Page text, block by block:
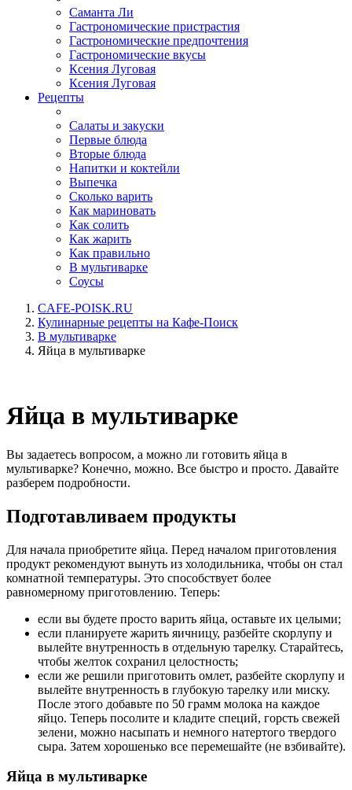
Саманта Ли
Гастрономические пристрастия
Гастрономические предпочтения
Гастрономические вкусы
Ксения Луговая
Ксения Луговая
Рецепты
Салаты и закуски
Первые блюда
Вторые блюда
Напитки и коктейли
Выпечка
Сколько варить
Как мариновать
Как солить
Как жарить
Как правильно
В мультиварке
Соусы
CAFE-POISK.RU
Кулинарные рецепты на Кафе-Поиск
В мультиварке
Яйца в мультиварке
Яйца в мультиварке
Вы задаетесь вопросом, а можно ли готовить яйца в
мультиварке? Конечно, можно. Все быстро и просто. Давайте
разберем подробности.
Подготавливаем продукты
Для начала приобретите яйца. Перед началом приготовления
продукт рекомендуют вынуть из холодильника, чтобы он стал
комнатной температуры. Это способствует более
равномерному приготовлению. Теперь:
если вы будете просто варить яйца, оставьте их целыми;
если планируете жарить яичницу, разбейте скорлупу и
вылейте внутренность в отдельную тарелку. Старайтесь,
чтобы желток сохранил целостность;
если же решили приготовить омлет, разбейте скорлупу и
вылейте внутренность в глубокую тарелку или миску.
После этого добавьте по 50 грамм молока на каждое
яйцо. Теперь посолите и кладите специй, горсть свежей
зелени, можно насыпать и немного натертого твердого
сыра. Затем хорошенько все перемешайте (не взбивайте).
Яйца в мультиварке